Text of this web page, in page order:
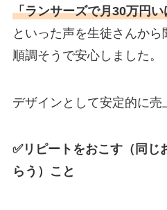
「ランサーズで月30万円
といった声を生徒さんから
順調そうで安心しました。
デザインとして安定的に売
✅リピートをおこす（同じ
らう）こと